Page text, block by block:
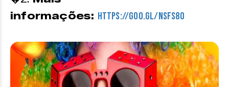
informações: https://goo.gl/nsFS8o